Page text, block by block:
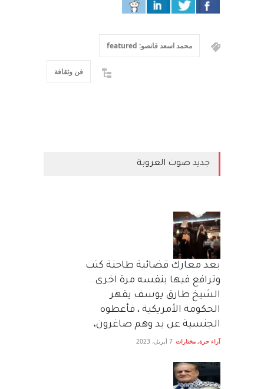
محمد اسعد قانصو: featured
فن وثقافة
جديد صوت العروبة
بعد معارك قضائية طاحنة كتب
وترافع فيها بنفسه مرة اخرى..
الشيخ طارق يوسف يقهر
الحكومة الأمريكية ، فأعطوه
الجنسية عن يد وهم صاغرون،
آراء حرة, مختارات 7 أبريل، 2023